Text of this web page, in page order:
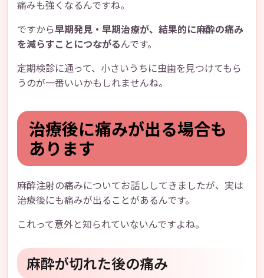
痛みも強くなるんですね。
ですから早期発見・早期治療が、結果的に麻酔の痛み
を減らすことにつながるんです。
定期検診に通って、小さいうちに虫歯を見つけてもら
うのが一番いいかもしれませんね。
治療後に痛みが出る場合も
あります
麻酔注射の痛みについてお話ししてきましたが、実は
治療後にも痛みが出ることがあるんです。
これって意外と知られていないんですよね。
麻酔が切れた後の痛み